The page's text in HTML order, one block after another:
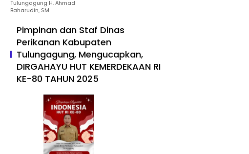
Tulungagung H. Ahmad
Baharudin, SM
Pimpinan dan Staf Dinas
Perikanan Kabupaten
Tulungagung, Mengucapkan,
DIRGAHAYU HUT KEMERDEKAAN RI
KE-80 TAHUN 2025